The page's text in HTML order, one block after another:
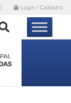
Login / Cadastro